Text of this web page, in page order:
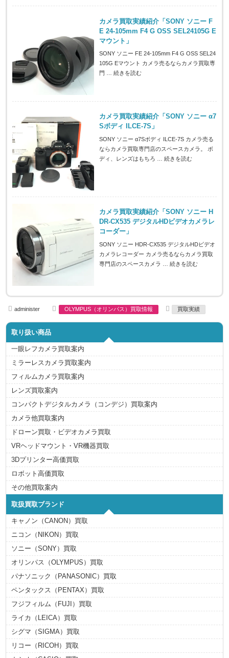
カメラ買取実績紹介「SONY ソニー F
E 24-105mm F4 G OSS SEL24105G E
マウント」
SONY ソニー FE 24-105mm F4 G OSS SEL24
105G Eマウント カメラ売るならカメラ買取専
門 …続きを読む
カメラ買取実績紹介「SONY ソニー α7
Sボディ ILCE-7S」
SONY ソニー α7Sボディ ILCE-7S カメラ売る
ならカメラ買取専門店のスペースカメラ。 ボ
ディ、レンズはもちろ …続きを読む
カメラ買取実績紹介「SONY ソニー H
DR-CX535 デジタルHDビデオカメラレ
コーダー」
SONY ソニー HDR-CX535 デジタルHDビデオ
カメラレコーダー カメラ売るならカメラ買取
専門店のスペースカメラ …続きを読む
A
u
t
o
administer
C
a
t
r
i
e
s
OLYMPUS（オリンパス）買取情報
T
a
g
買取実績
取り扱い商品
一眼レフカメラ買取案内
ミラーレスカメラ買取案内
フィルムカメラ買取案内
レンズ買取案内
コンパクトデジタルカメラ（コンデジ）買取案内
カメラ他買取案内
ドローン買取・ビデオカメラ買取
VRヘッドマウント・VR機器買取
3Dプリンター高価買取
ロボット高価買取
その他買取案内
取扱買取ブランド
キャノン（CANON）買取
ニコン（NIKON）買取
ソニー（SONY）買取
オリンパス（OLYMPUS）買取
パナソニック（PANASONIC）買取
ペンタックス（PENTAX）買取
フジフィルム（FUJI）買取
ライカ（LEICA）買取
シグマ（SIGMA）買取
リコー（RICOH）買取